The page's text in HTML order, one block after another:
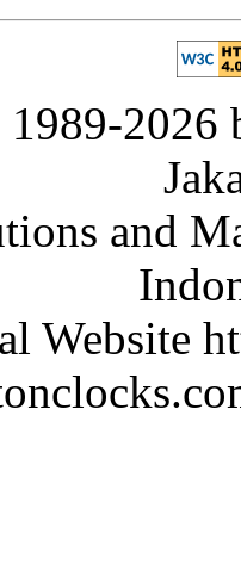
2026
and
Website